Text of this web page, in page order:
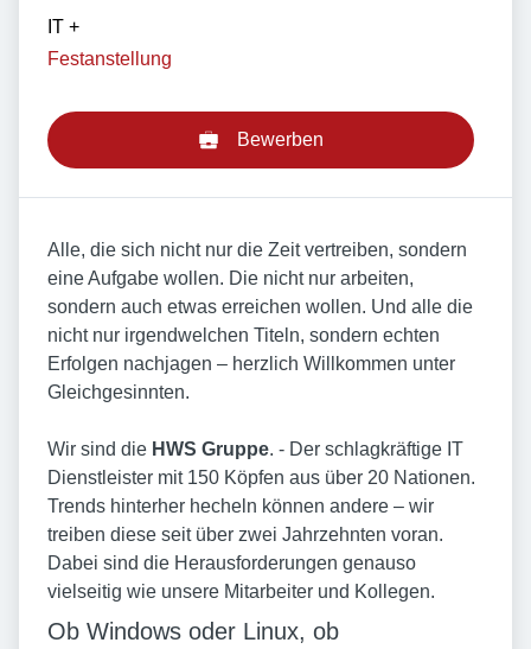
IT +
Festanstellung
Bewerben
Alle, die sich nicht nur die Zeit vertreiben, sondern
eine Aufgabe wollen. Die nicht nur arbeiten,
sondern auch etwas erreichen wollen. Und alle die
nicht nur irgendwelchen Titeln, sondern echten
Erfolgen nachjagen – herzlich Willkommen unter
Gleichgesinnten.
Wir sind die HWS Gruppe. - Der schlagkräftige IT
Dienstleister mit 150 Köpfen aus über 20 Nationen.
Trends hinterher hecheln können andere – wir
treiben diese seit über zwei Jahrzehnten voran.
Dabei sind die Herausforderungen genauso
vielseitig wie unsere Mitarbeiter und Kollegen.
Ob Windows oder Linux, ob